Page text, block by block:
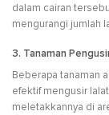
dalam cairan
mengurangi jumlah
3. Tanaman
Beberapa tanaman
efektif mengusir
meletakkannya di